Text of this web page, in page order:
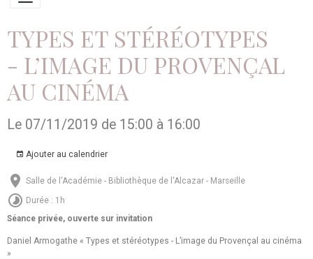
TYPES ET STÉRÉOTYPES
- L’IMAGE DU PROVENÇAL
AU CINÉMA
Le 07/11/2019 de 15:00 à 16:00
Ajouter au calendrier
Salle de l'Académie - Bibliothèque de l'Alcazar - Marseille
Durée : 1h
Séance privée, ouverte sur invitation
Daniel Armogathe « Types et stéréotypes - L’image du Provençal au cinéma
»